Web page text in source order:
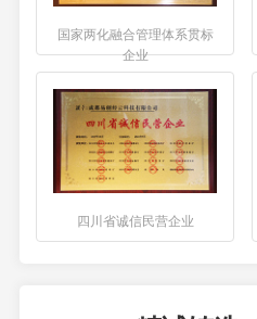
国家两化融合管理体系贯标
企业
四川省诚信民营企业